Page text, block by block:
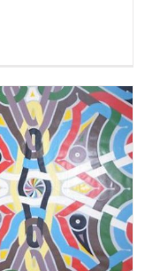
à
Clair
… »]